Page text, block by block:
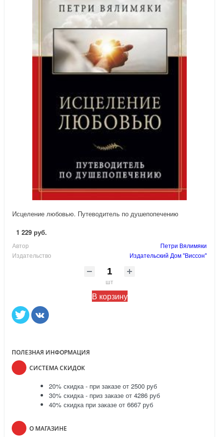
Исцеление любовью. Путеводитель по душепопечению
1 229 руб.
Автор
Петри Вялимяки
Издательство
Издательский Дом "Виссон"
шт
В корзину
ПОЛЕЗНАЯ ИНФОРМАЦИЯ
СИСТЕМА СКИДОК
20% скидка - при заказе от 2500 руб
30% скидка - приз заказе от 4286 руб
40% скидка при заказе от 6667 руб
О МАГАЗИНЕ